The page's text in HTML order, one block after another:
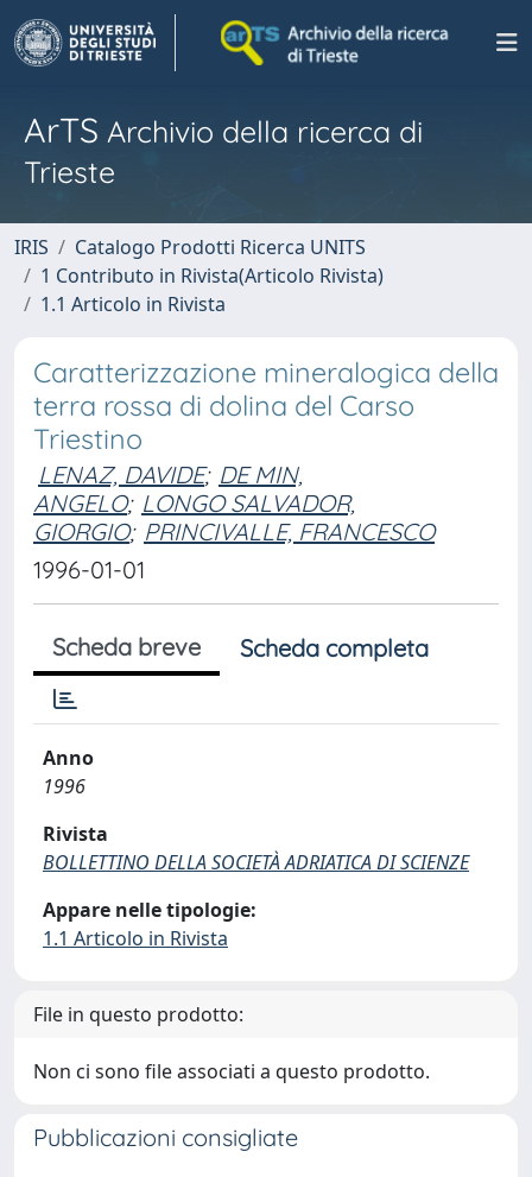
ArTS Archivio della ricerca di
Trieste
IRIS
Catalogo Prodotti Ricerca UNITS
1 Contributo in Rivista(Articolo Rivista)
1.1 Articolo in Rivista
Caratterizzazione mineralogica della
terra rossa di dolina del Carso
Triestino
LENAZ, DAVIDE; DE MIN,
ANGELO; LONGO SALVADOR,
GIORGIO; PRINCIVALLE, FRANCESCO
1996-01-01
Scheda breve Scheda completa
Anno
1996
Rivista
BOLLETTINO DELLA SOCIETÀ ADRIATICA DI SCIENZE
Appare nelle tipologie:
1.1 Articolo in Rivista
File in questo prodotto:
Non ci sono file associati a questo prodotto.
Pubblicazioni consigliate